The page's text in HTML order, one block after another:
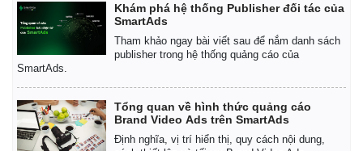
Bất động sản
Khởi nghiệp
Giá vàng
Tiêu dùng
Tỷ giá
Giá cà phê
Khám phá hệ thống Publisher đối tác của
SmartAds
Tham khảo ngay bài viết sau để nắm danh sách
publisher trong hệ thống quảng cáo của
SmartAds.
Tổng quan về hình thức quảng cáo
Brand Video Ads trên SmartAds
Định nghĩa, vị trí hiển thị, quy cách nội dung,